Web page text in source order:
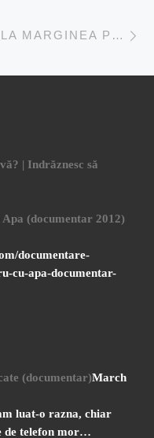
ROSIA MONTANA, UN LOC LA MARGINEA PRAPASTIEI (DOCUMENTAR)
| Indrăznesc să
(documentar 2012)
documentare-
cu-apa-documentar-
(documentar)March
luat-o razna, chiar
de telefon mor…